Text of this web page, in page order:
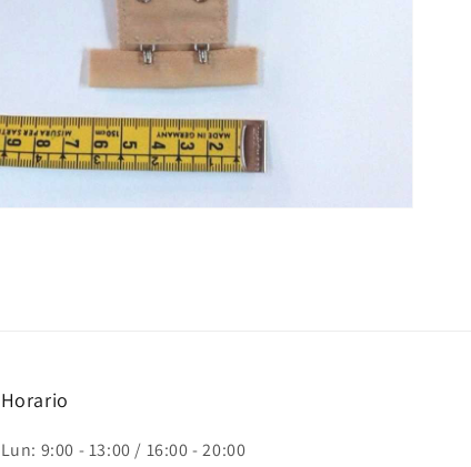
elemento
3
en
vista
galería
Horario
Lun: 9:00 - 13:00 / 16:00 - 20:00